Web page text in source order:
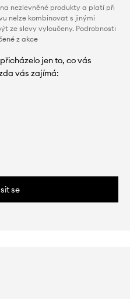
nezlevněné produkty a platí při
nelze kombinovat s jinými
ze slevy vyloučeny. Podrobnosti
z akce
jen to, co vás
vás zajímá:
se